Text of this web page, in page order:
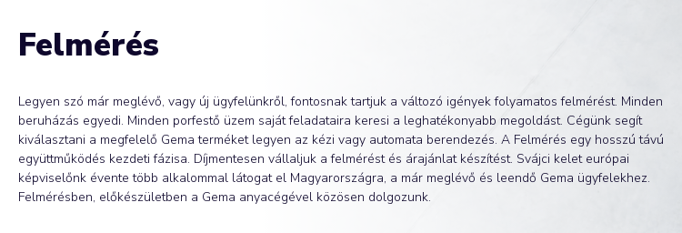
Felmérés
Legyen szó már meglévő, vagy új ügyfelünkről, fontosnak tartjuk a változó igények folyamatos felmérést. Minden
beruházás egyedi. Minden porfestő üzem saját feladataira keresi a leghatékonyabb megoldást. Cégünk segít
kiválasztani a megfelelő Gema terméket legyen az kézi vagy automata berendezés. A Felmérés egy hosszú távú
együttműködés kezdeti fázisa. Díjmentesen vállaljuk a felmérést és árajánlat készítést. Svájci kelet európai
képviselőnk évente több alkalommal látogat el Magyarországra, a már meglévő és leendő Gema ügyfelekhez.
Felmérésben, előkészületben a Gema anyacégével közösen dolgozunk.